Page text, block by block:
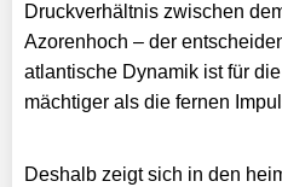
Druckverhältnis zwischen
Azorenhoch – der
atlantische Dynamik ist für
mächtiger als die fernen
Deshalb zeigt sich in den